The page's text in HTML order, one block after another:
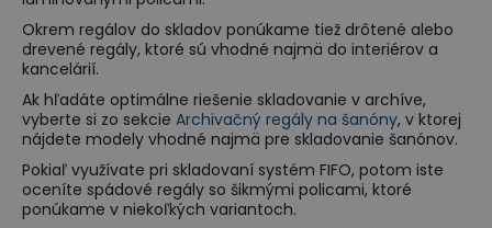
Okrem regálov do skladov ponúkame tiež drôtené alebo
drevené regály, ktoré sú vhodné najmä do interiérov a
kancelárií.
Ak hľadáte optimálne riešenie skladovanie v archíve,
vyberte si zo sekcie Archivačný regály na šanóny, v ktorej
nájdete modely vhodné najmä pre skladovanie šanónov.
Pokiaľ využívate pri skladovaní systém FIFO, potom iste
oceníte spádové regály so šikmými policami, ktoré
ponúkame v niekoľkých variantoch.